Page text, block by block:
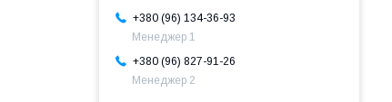
+380 (96) 134-36-93
Менеджер 1
+380 (96) 827-91-26
Менеджер 2